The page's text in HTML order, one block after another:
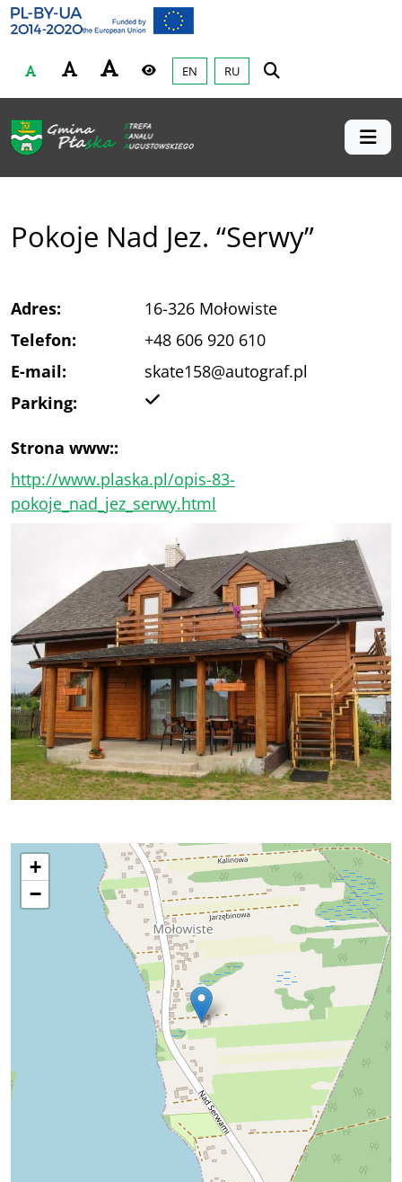
Gmina Płaska
Przejdź do głównej treśći
Czcionka Wysoki kontrast
EN RU
Pokoje Nad Jez. “Serwy”
Adres:
16-326 Mołowiste
Telefon:
+48 606 920 610
E-mail:
skate158@autograf.pl
Parking:
Strona www::
http://www.plaska.pl/opis-83-
pokoje_nad_jez_serwy.html
+
−